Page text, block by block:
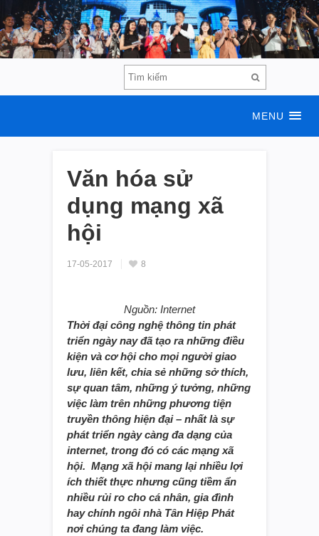
MENU
Văn hóa sử
dụng mạng xã
hội
17-05-2017 8
Nguồn: Internet
Thời đại công nghệ thông tin phát
triển ngày nay đã tạo ra những điều
kiện và cơ hội cho mọi người giao
lưu, liên kết, chia sẻ những sở thích,
sự quan tâm, những ý tưởng, những
việc làm trên những phương tiện
truyền thông hiện đại – nhất là sự
phát triển ngày càng đa dạng của
internet, trong đó có các mạng xã
hội. Mạng xã hội mang lại nhiều lợi
ích thiết thực nhưng cũng tiềm ẩn
nhiều rủi ro cho cá nhân, gia đình
hay chính ngôi nhà Tân Hiệp Phát
nơi chúng ta đang làm việc.